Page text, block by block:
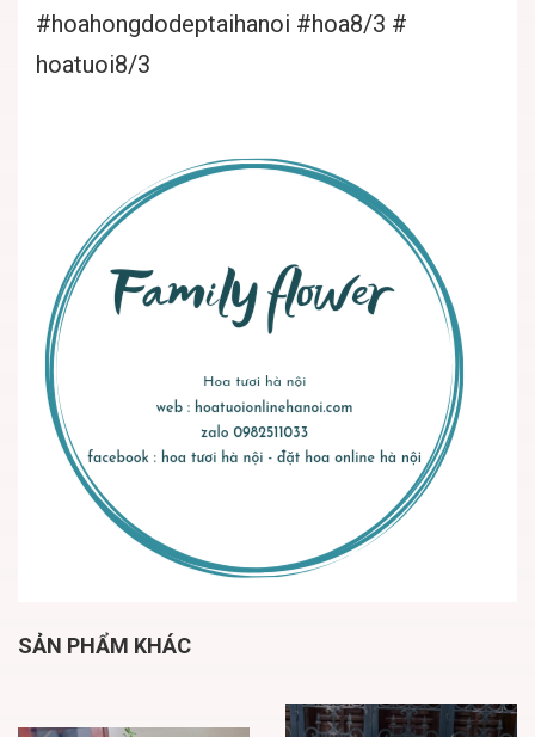
#hoahongdodeptaihanoi #hoa8/3 #
hoatuoi8/3
SẢN PHẨM KHÁC